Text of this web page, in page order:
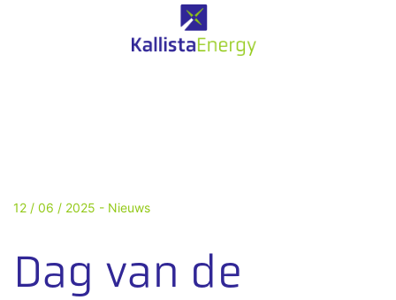
12 / 06 / 2025 - Nieuws
Dag van de